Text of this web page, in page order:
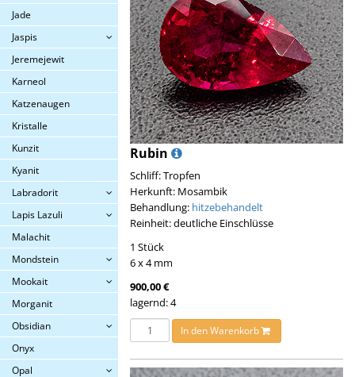
Jade
Jaspis
Jeremejewit
Karneol
Katzenaugen
Kristalle
Kunzit
Kyanit
Labradorit
Lapis Lazuli
Malachit
Mondstein
Mookait
Morganit
Obsidian
Onyx
Opal
Rubin
Schliff: Tropfen
Herkunft: Mosambik
Behandlung: hitzebehandelt
Reinheit: deutliche Einschlüsse
1 Stück
6 x 4 mm
900,00 €
lagernd: 4
In den Warenkorb